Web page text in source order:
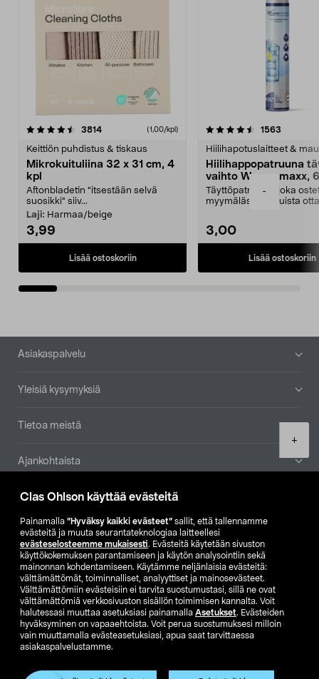
Clas Ohlson käyttää evästeitä
Painamalla ”Hyväksy kaikki evästeet” sallit, että tallennamme
evästeitä ja muuta seurantateknologiaa laitteellesi
evästeselosteemme mukaisesti. Evästeitä käytetään sivuston
käyttökokemuksen parantamiseen ja käytön analysointiin sekä
mainonnan kohdentamiseen. Käytämme neljänlaisia evästeitä:
välttämättömät, toiminnalliset, analyyttiset ja mainosevästeet.
Välttämättömiin evästeisiin ei tarvita suostumustasi, sillä ne ovat
välttämättömiä verkkosivuston sisällön toimimisen kannalta. Voit
halutessasi muuttaa asetuksiasi painamalla Asetukset. Evästeiden
hyväksyminen on vapaaehtoista. Voit perua suostumuksesi milloin
vain muuttamalla evästeasetuksiasi, apua saat tarvittaessa
asiakaspalvelustamme.
-
+
3814arvostelut (1,00/kpl)
Keittiön puhdistus & tiskaus
Mikrokuituliina 32 x 31 cm, 4
kpl
Aftonbladetin "itsestään selvä
suosikki" siiv...
Laji: Harmaa/beige
3,99
Lisää ostoskoriin
4.5viidestä
1563
Hiilihapotuslaitteet &
Hiilihappopatruuna
vaihto Wassermaxx,
Täyttöpatruuna, joka
myymälästä – muista
3,00
Lisää ostoskoriin
4.5viidestä
Alatunniste
Asiakaspalvelu
Yleisiä kysymyksiä
Tietoa meistä
Ajankohtaista
Muut yrityksemme
Etsi myymälä
SE NO FI
FI SV